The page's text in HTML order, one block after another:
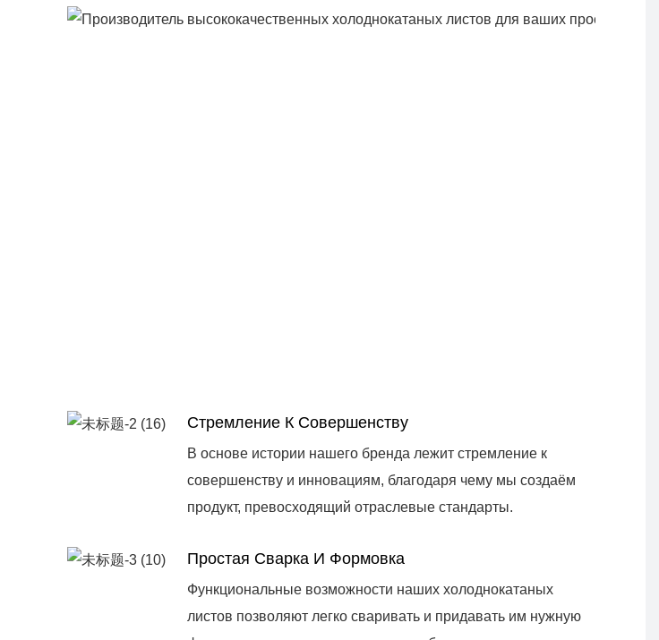
Стремление К Совершенству
В основе истории нашего бренда лежит стремление к
совершенству и инновациям, благодаря чему мы создаём
продукт, превосходящий отраслевые стандарты.
Простая Сварка И Формовка
Функциональные возможности наших холоднокатаных
листов позволяют легко сваривать и придавать им нужную